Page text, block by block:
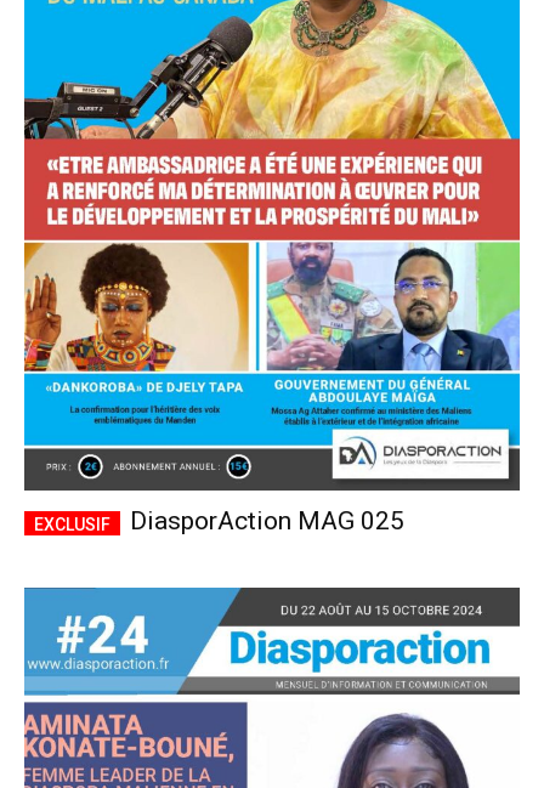
Annonces
ANNUEL MENSUEL
CHOISIR LE FORFAIT
DiasporAction MAG 025